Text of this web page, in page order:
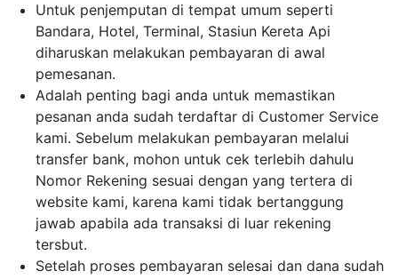
Untuk penjemputan di tempat umum seperti
Bandara, Hotel, Terminal, Stasiun Kereta Api
diharuskan melakukan pembayaran di awal
pemesanan.
Adalah penting bagi anda untuk memastikan
pesanan anda sudah terdaftar di Customer Service
kami. Sebelum melakukan pembayaran melalui
transfer bank, mohon untuk cek terlebih dahulu
Nomor Rekening sesuai dengan yang tertera di
website kami, karena kami tidak bertanggung
jawab apabila ada transaksi di luar rekening
tersbut.
Setelah proses pembayaran selesai dan dana sudah